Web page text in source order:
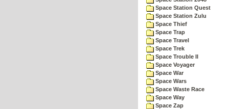
Space Station Quest
Space Station Zulu
Space Thief
Space Trap
Space Travel
Space Trek
Space Trouble II
Space Voyager
Space War
Space Wars
Space Waste Race
Space Way
Space Zap